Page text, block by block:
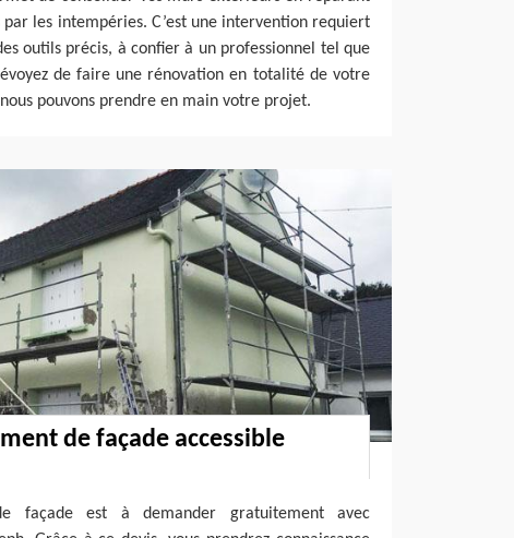
par les intempéries. C’est une intervention requiert
outils précis, à confier à un professionnel tel que
de faire une rénovation en totalité de votre
pouvons prendre en main votre projet.
de façade accessible
façade est à demander gratuitement avec